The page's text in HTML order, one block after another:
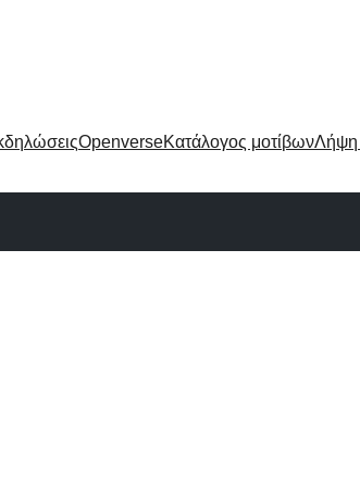
OpenverseΚατάλογος μοτίβωνΛήψη